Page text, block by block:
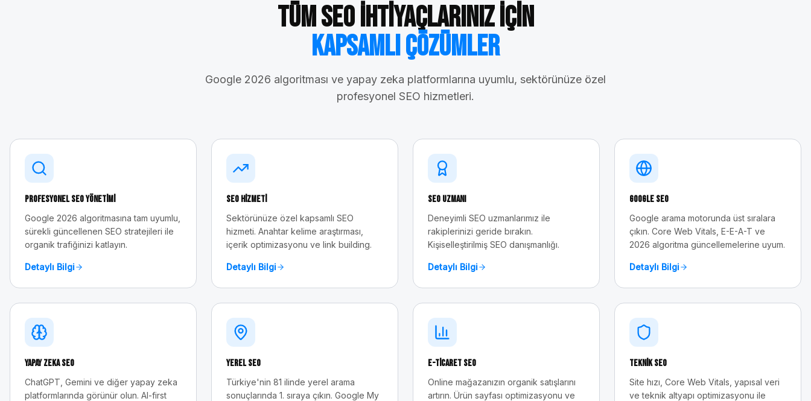
Tüm SEO İhtiyaçlarınız İçin
Kapsamlı Çözümler
Google 2026 algoritması ve yapay zeka platformlarına uyumlu, sektörünüze özel
profesyonel SEO hizmetleri.
Profesyonel SEO Yönetimi
Google 2026 algoritmasına tam uyumlu,
sürekli güncellenen SEO stratejileri ile
organik trafiğinizi katlayın.
Detaylı Bilgi
SEO Hizmeti
Sektörünüze özel kapsamlı SEO
hizmeti. Anahtar kelime araştırması,
içerik optimizasyonu ve link building.
Detaylı Bilgi
SEO Uzmanı
Deneyimli SEO uzmanlarımız ile
rakiplerinizi geride bırakın.
Kişiselleştirilmiş SEO danışmanlığı.
Detaylı Bilgi
Google SEO
Google arama motorunda üst sıralara
çıkın. Core Web Vitals, E-E-A-T ve
2026 algoritma güncellemelerine uyum.
Detaylı Bilgi
Yapay Zeka SEO
ChatGPT, Gemini ve diğer yapay zeka
platformlarında görünür olun. AI-first
Yerel SEO
Türkiye'nin 81 ilinde yerel arama
sonuçlarında 1. sıraya çıkın. Google My
E-Ticaret SEO
Online mağazanızın organik satışlarını
artırın. Ürün sayfası optimizasyonu ve
Teknik SEO
Site hızı, Core Web Vitals, yapısal veri
ve teknik altyapı optimizasyonu ile